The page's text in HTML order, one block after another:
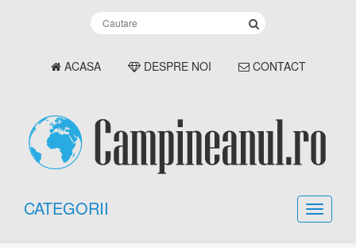
ACASA DESPRE NOI CONTACT
CATEGORII